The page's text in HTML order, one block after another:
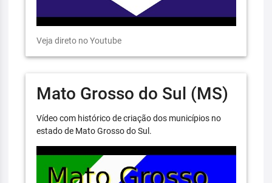
Veja direto no Youtube
Mato Grosso do Sul (MS)
Vídeo com histórico de criação dos municípios no
estado de Mato Grosso do Sul.